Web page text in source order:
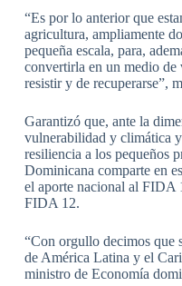
“Es por lo anterior que
agricultura, ampliamente
pequeña escala, para,
convertirla en un medio de
resistir y de recuperarse”,
Garantizó que, ante la
vulnerabilidad y climática
resiliencia a los pequeños
Dominicana comparte en
el aporte nacional al FIDA
FIDA 12.
“Con orgullo decimos que
de América Latina y el
ministro de Economía